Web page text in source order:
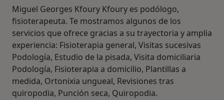
Miguel Georges Kfoury Kfoury es podólogo,
fisioterapeuta. Te mostramos algunos de los
servicios que ofrece gracias a su trayectoria y amplia
experiencia: Fisioterapia general, Visitas sucesivas
Podología, Estudio de la pisada, Visita domiciliaria
Podología, Fisioterapia a domicilio, Plantillas a
medida, Ortonixia ungueal, Revisiones tras
quiropodia, Punción seca, Quiropodia.